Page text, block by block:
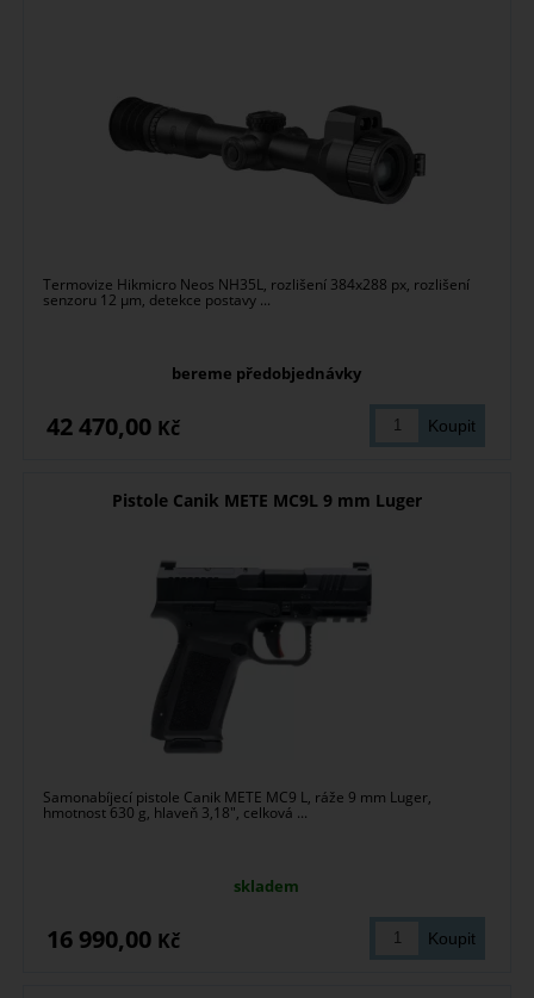
Termovize Hikmicro Neos NH35L, rozlišení 384x288 px, rozlišení
senzoru 12 µm, detekce postavy ...
bereme předobjednávky
42 470,00 Kč
Pistole Canik METE MC9L 9 mm Luger
Samonabíjecí pistole Canik METE MC9 L, ráže 9 mm Luger,
hmotnost 630 g, hlaveň 3,18", celková ...
skladem
16 990,00 Kč